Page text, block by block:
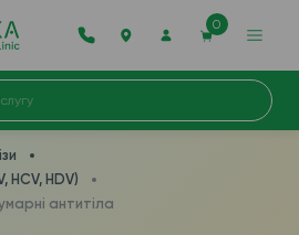
0
HCV, HDV)
антитіла